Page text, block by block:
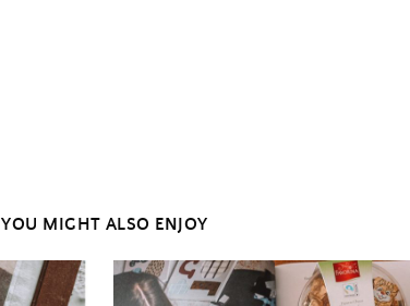
YOU MIGHT ALSO ENJOY